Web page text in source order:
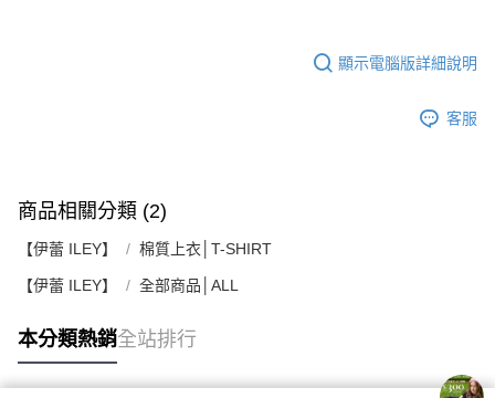
顯示電腦版詳細說明
客服
商品相關分類 (2)
【伊蕾 ILEY】 棉質上衣│T-SHIRT
【伊蕾 ILEY】 全部商品│ALL
本分類熱銷全站排行